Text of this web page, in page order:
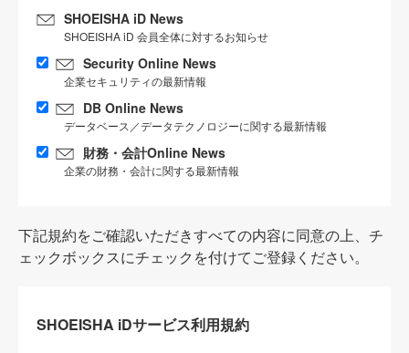
SHOEISHA iD News
SHOEISHA iD 会員全体に対するお知らせ
Security Online News
企業セキュリティの最新情報
DB Online News
データベース／データテクノロジーに関する最新情報
財務・会計Online News
企業の財務・会計に関する最新情報
下記規約をご確認いただきすべての内容に同意の上、チ
ェックボックスにチェックを付けてご登録ください。
SHOEISHA iDサービス利用規約